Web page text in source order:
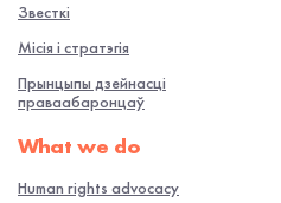
Звесткі
Місія і стратэгія
Прынцыпы дзейнасці
праваабаронцаў
What we do
Human rights advocacy